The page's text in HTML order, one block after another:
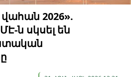
2026».
ն սկսել են